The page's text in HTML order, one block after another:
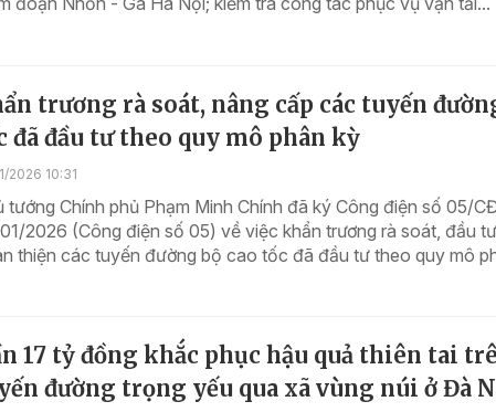
trương rà soát, nâng cấp các tuyến
đã đầu tư theo quy mô phân kỳ
2026 10:31
tướng Chính phủ Phạm Minh Chính đã ký Công điện số 05/
2026 (Công điện số 05) về việc khẩn trương rà soát, đầu
thiện các tuyến đường bộ cao tốc đã đầu tư theo quy mô
17 tỷ đồng khắc phục hậu quả thiên tai
đường trọng yếu qua xã vùng núi ở Đà